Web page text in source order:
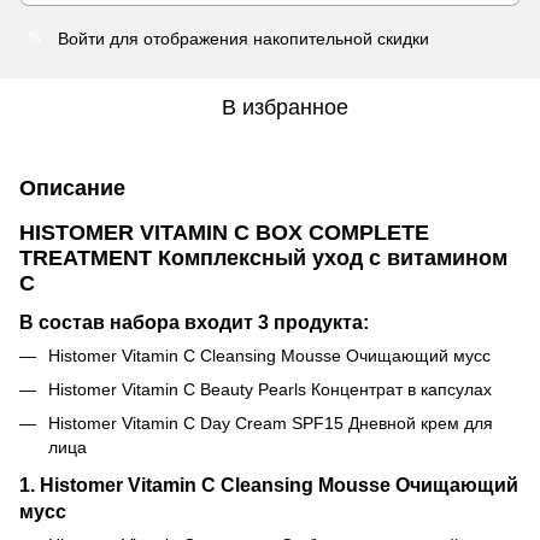
Войти для отображения накопительной скидки
В избранное
Описание
HISTOMER VITAMIN C BOX COMPLETE
TREATMENT Комплексный уход с витамином
С
В состав набора входит 3 продукта:
Histomer Vitamin C Cleansing Mousse Очищающий мусс
Histomer Vitamin C Beauty Pearls Концентрат в капсулах
Histomer Vitamin C Day Cream SPF15 Дневной крем для
лица
1. Histomer Vitamin C Cleansing Mousse Очищающий
мусс